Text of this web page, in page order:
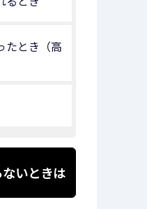
たとき（高
いときは